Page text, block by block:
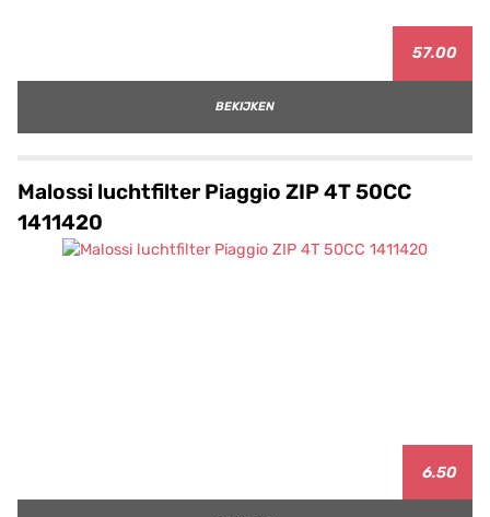
57.00
BEKIJKEN
Malossi luchtfilter Piaggio ZIP 4T 50CC
1411420
6.50